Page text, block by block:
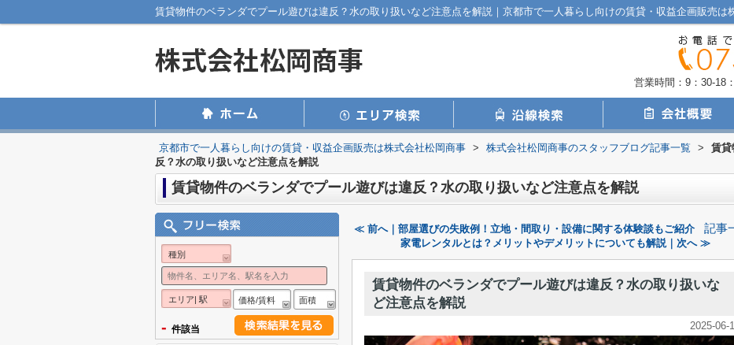
賃貸物件のベランダでプール遊びは違反？水の取り扱いなど注意点を解説｜京都市で一人暮らし向けの賃貸・収益企画販売は
営業時間：9：30-18
京都市で一人暮らし向けの賃貸・収益企画販売は株式会社松岡商事 > 株式会社松岡商事のスタッフブログ記事一覧 >
賃貸
反？水の取り扱いなど注意点を解説
賃貸物件のベランダでプール遊びは違反？水の取り扱いなど注意点を解説
≪ 前へ｜部屋選びの失敗例！立地・間取り・設備に関する体験談もご紹介 記事
家電レンタルとは？メリットやデメリットについても解説｜次へ ≫
賃貸物件のベランダでプール遊びは違反？水の取り扱いな
ど注意点を解説
2025-06-
種別
エリア| 駅 価格/賃料 面積
- 件該当